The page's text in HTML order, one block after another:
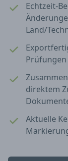
Echtzeit-
Land/
direktem
Aktuelle